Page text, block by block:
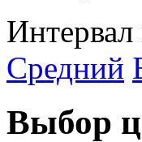
Средний
Выбор